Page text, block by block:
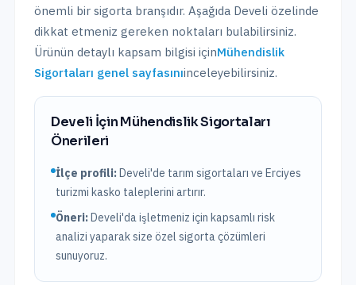
önemli bir sigorta branşıdır. Aşağıda Develi özelinde
dikkat etmeniz gereken noktaları bulabilirsiniz.
Ürünün detaylı kapsam bilgisi içinMühendislik
Sigortaları genel sayfasınıinceleyebilirsiniz.
Develi İçinMühendislik Sigortaları
Önerileri
İlçe profili:Develi'de tarım sigortaları ve Erciyes
turizmi kasko taleplerini artırır.
Öneri:Develi'da işletmeniz için kapsamlı risk
analizi yaparak size özel sigorta çözümleri
sunuyoruz.